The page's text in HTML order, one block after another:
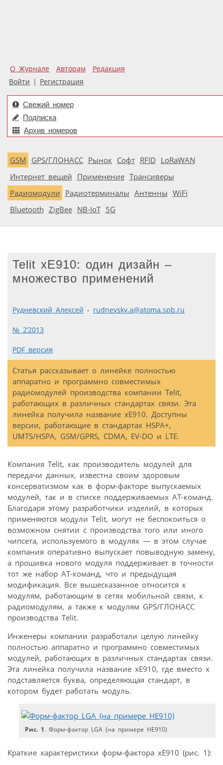
О Журнале Авторам
Редакция
Войти | Регистрация
Свежий номер
Подписка
Архив номеров
GSM GPS/ГЛОНАСС Рынок Софт RFID LoRaWAN
Интернет вещей Применение Трансиверы
Радиомодули Радиотерминалы Антенны WiFi
Bluetooth ZigBee NB-IoT 5G
Telit xE910: один дизайн –
множество применений
Рудневский Алексей - rudnevsky.a@atoma.spb.ru
№ 2’2013
PDF версия
Статья рассказывает о линейке полностью
аппаратно и программно совместимых
радиомодулей производства компании Telit,
работающих в различных стандартах связи. Эта
линейка получила название xE910. Доступны
версии, работающие в стандартах HSPA+,
UMTS/HSPA, GSM/GPRS, CDMA, EV-DO и LTE.
Компания Telit, как производитель модулей для
передачи данных, известна своим здоровым
консерватизмом как в форм-факторе выпускаемых
модулей, так и в списке поддерживаемых AT-команд.
Благодаря этому разработчики изделий, в которых
применяются модули Telit, могут не беспокоиться о
возможном снятии с производства того или иного
чипсета, используемого в модулях — в этом случае
компания оперативно выпускает повыводную замену,
а прошивка нового модуля поддерживает в точности
тот же набор AT-команд, что и предыдущая
модификация. Все вышесказанное относится к
модулям, работающим в сетях мобильной связи, к
радиомодулям, а также к модулям GPS/ГЛОНАСС
производства Telit.
Инженеры компании разработали целую линейку
полностью аппаратно и программно совместимых
модулей, работающих в различных стандартах связи.
Эта линейка получила название xE910, где вместо x
подставляется буква, определяющая стандарт, в
котором будет работать модуль.
Рис. 1. Форм-фактор LGA (на примере HE910)
Краткие характеристики форм-фактора xE910 (рис. 1):